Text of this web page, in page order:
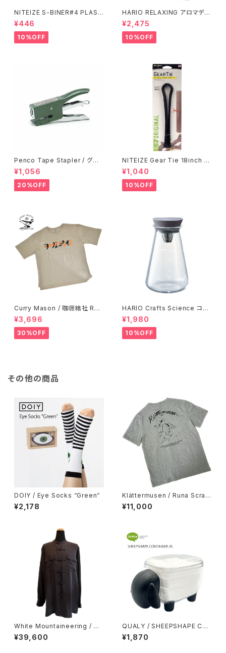
NITEIZE S-BINER#4 PLAST
IC / コヨーテ
¥446
10%OFF
HARIO RELAXING アロマディ
フューザー 木のお家
¥2,475
10%OFF
Penco Tape Stapler / グリ
ーン
¥1,056
20%OFF
NITEIZE Gear Tie 18inch /
ブラック
¥1,040
10%OFF
Curry Mason / 咖喱結社 RET
RO T-Shirt
¥3,696
30%OFF
HARIO Crafts Science コニ
カルティーピッチャー 500ml
¥1,980
10%OFF
その他の商品
DOIY / Eye Socks “Green”
¥2,178
Klättermusen / Runa Scram
bling SS Tee
¥11,000
White Mountaineering / CH
INA SHIRT
¥39,600
QUALY / SHEEPSHAPE CO
NTAINER JR.
¥1,870